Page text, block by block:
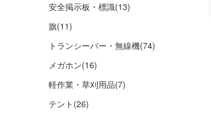
安全掲示板・標識(13)
旗(11)
トランシーバー・無線機(74)
メガホン(16)
軽作業・草刈用品(7)
テント (26)